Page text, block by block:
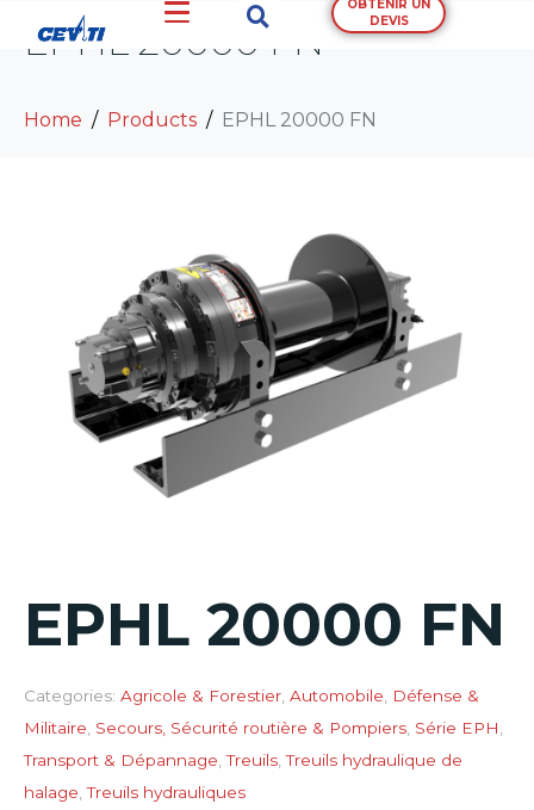
OBTENIR UN
DEVIS
EPHL 20000 FN
Home Products EPHL 20000 FN
EPHL 20000 FN
Categories: Agricole & Forestier Automobile
Défense &
Militaire Secours, Sécurité routière & Pompiers Série EPH
Transport & Dépannage ,Treuils ,Treuils hydraulique de
halage ,Treuils hydrauliques